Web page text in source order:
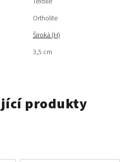
Ortholite
Široká (H)
3,5 cm
produkty